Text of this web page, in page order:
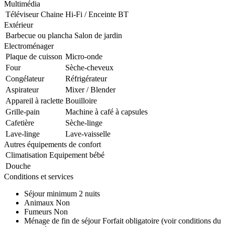
Multimédia
Téléviseur Chaine Hi-Fi / Enceinte BT
Extérieur
Barbecue ou plancha Salon de jardin
Electroménager
Plaque de cuisson Micro-onde
Four
Sèche-cheveux
Congélateur
Réfrigérateur
Aspirateur
Mixer / Blender
Appareil à raclette Bouilloire
Grille-pain
Machine à café à capsules
Cafetière
Sèche-linge
Lave-linge
Lave-vaisselle
Autres équipements de confort
Climatisation Equipement bébé
Douche
Conditions et services
Séjour minimum 2 nuits
Animaux Non
Fumeurs Non
Ménage de fin de séjour Forfait obligatoire (voir conditions du